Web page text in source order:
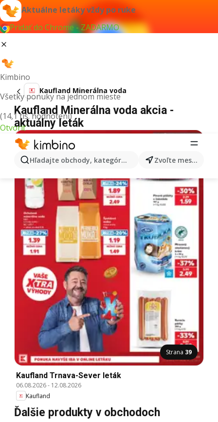
Aktuálne letáky vždy po ruke
Pridať do Chrome - ZADARMO
Kimbino
Všetky ponuky na jednom mieste
(14,1 tis. hodnotení)
Otvoriť
Hľadajte obchody, kategórie, produkty... Zvoľte mesto
Kaufland Minerálna voda
Kaufland Minerálna voda akcia -
aktuálny leták
Strana 39
Kaufland Trnava-Sever leták
06.08.2026- 12.08.2026
Kaufland
Ďalšie produkty v obchodoch